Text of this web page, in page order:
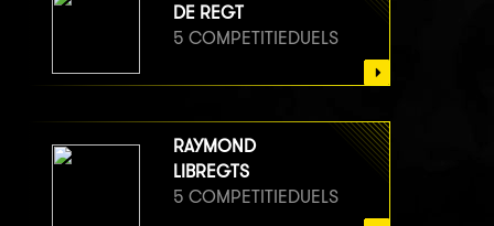
DE REGT
5 COMPETITIEDUELS
RAYMOND
LIBREGTS
5 COMPETITIEDUELS